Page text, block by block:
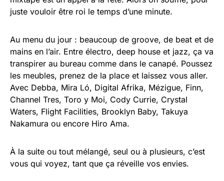
juste vouloir être roi le temps d’une minute.
Au menu du jour : beaucoup de groove, de beat et de
mains en l’air. Entre électro, deep house et jazz, ça va
transpirer au bureau comme dans le canapé. Poussez
les meubles, prenez de la place et laissez vous aller.
Avec Debba, Mira Ló, Digital Afrika, Mézigue, Finn,
Channel Tres, Toro y Moi, Cody Currie, Crystal
Waters, Flight Facilities, Brooklyn Baby, Takuya
Nakamura ou encore Hiro Ama.
À la suite ou tout mélangé, seul ou à plusieurs, c’est
vous qui voyez, tant que ça réveille vos envies.